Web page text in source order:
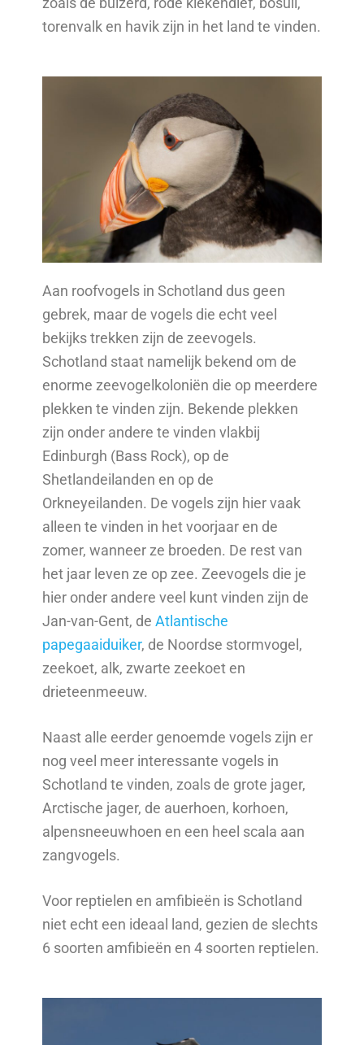
torenvalk en havik zijn in het land te vinden.
Aan roofvogels in Schotland dus geen
gebrek, maar de vogels die echt veel
bekijks trekken zijn de zeevogels.
Schotland staat namelijk bekend om de
enorme zeevogelkoloniën die op meerdere
plekken te vinden zijn. Bekende plekken
zijn onder andere te vinden vlakbij
Edinburgh (Bass Rock), op de
Shetlandeilanden en op de
Orkneyeilanden. De vogels zijn hier vaak
alleen te vinden in het voorjaar en de
zomer, wanneer ze broeden. De rest van
het jaar leven ze op zee. Zeevogels die je
hier onder andere veel kunt vinden zijn de
Jan-van-Gent, deAtlantische
papegaaiduiker, de Noordse stormvogel,
zeekoet, alk, zwarte zeekoet en
drieteenmeeuw.
Naast alle eerder genoemde vogels zijn er
nog veel meer interessante vogels in
Schotland te vinden, zoals de grote jager,
Arctische jager, de auerhoen, korhoen,
alpensneeuwhoen en een heel scala aan
zangvogels.
Voor reptielen en amfibieën is Schotland
niet echt een ideaal land, gezien de slechts
6 soorten amfibieën en 4 soorten reptielen.